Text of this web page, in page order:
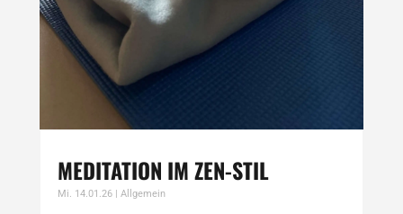
MEDITATION IM ZEN-STIL
Mi. 14.01.26| Allgemein